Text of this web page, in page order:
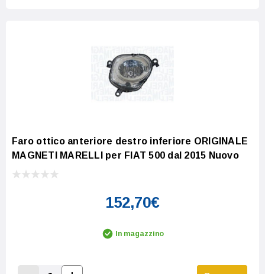
Faro ottico anteriore destro inferiore ORIGINALE
MAGNETI MARELLI per FIAT 500 dal 2015 Nuovo
152,70€
In magazzino